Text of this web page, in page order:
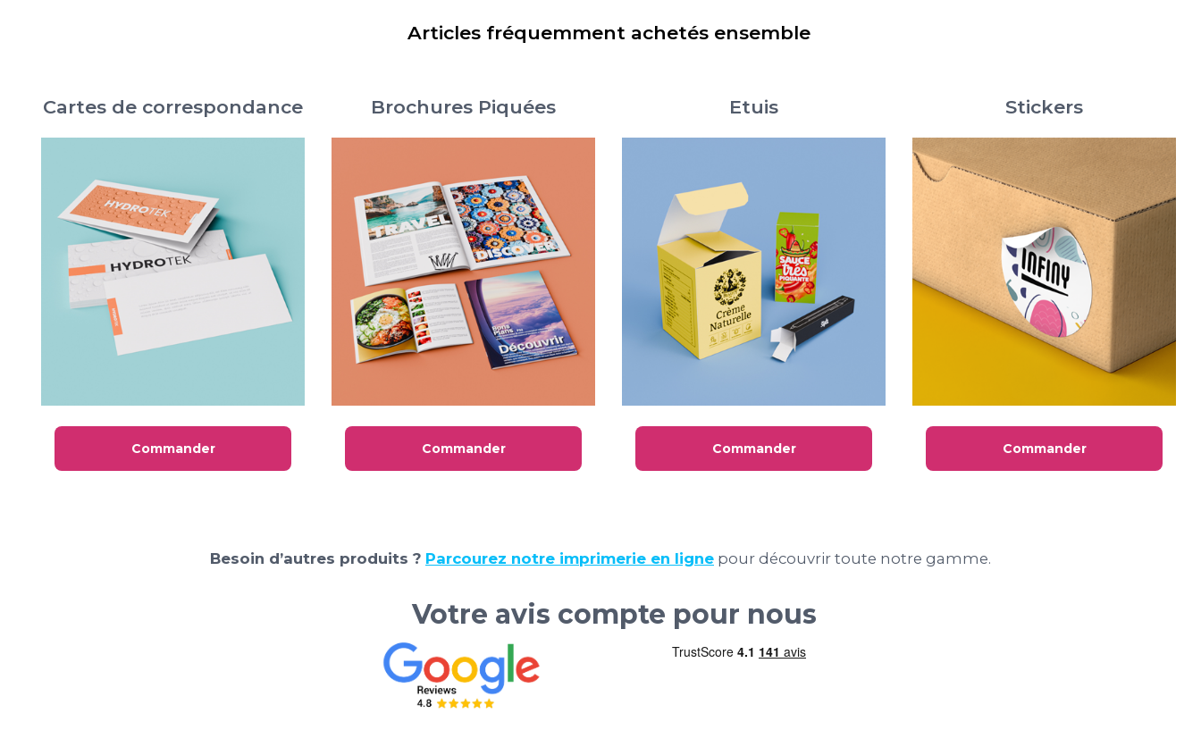
Articles fréquemment achetés ensemble
Cartes de correspondance
Commander
Brochures Piquées
Commander
Etuis
Commander
Stickers
Commander
Besoin d’autres produits ? Parcourez notre imprimerie en ligne pour découvrir toute notre gamme.
Votre avis compte pour nous